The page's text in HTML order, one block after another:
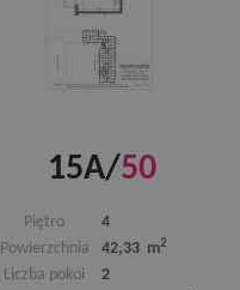
15A/50
Piętro
4
Powierzchnia
42,33 m2
Liczba pokoi
2